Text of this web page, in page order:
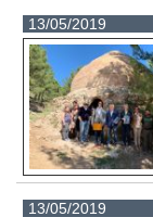
13/05/2019
13/05/2019